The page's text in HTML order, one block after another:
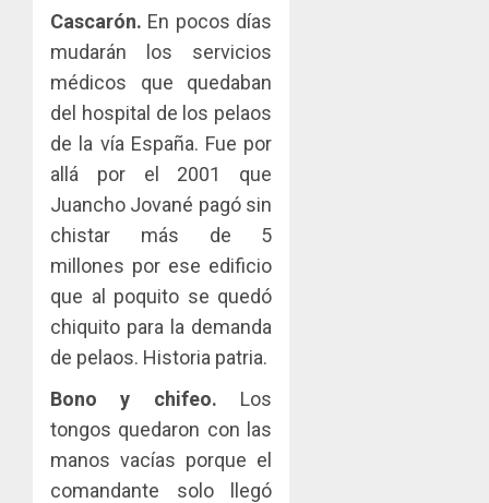
Cascarón. En pocos días
mudarán los servicios
médicos que quedaban
del hospital de los pelaos
de la vía España. Fue por
allá por el 2001 que
Juancho Jované pagó sin
chistar más de 5
millones por ese edificio
que al poquito se quedó
chiquito para la demanda
de pelaos. Historia patria.
Bono y chifeo. Los
tongos quedaron con las
manos vacías porque el
comandante solo llegó